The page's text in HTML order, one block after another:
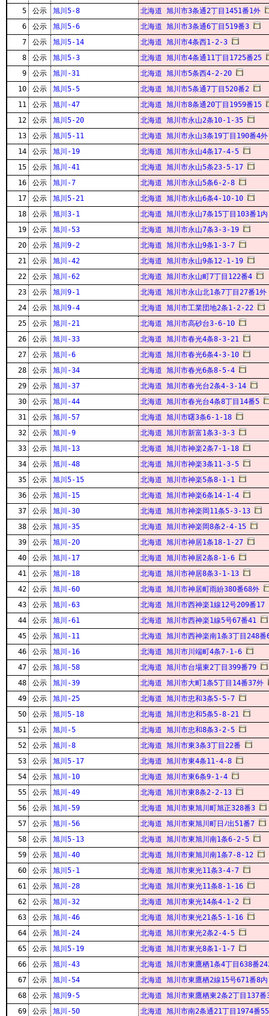
5
公示 旭川5-8
北海道 旭川市3条通2丁目1451番1外
6
公示 旭川5-6
北海道 旭川市3条通6丁目519番3
7
公示 旭川5-14
北海道 旭川市4条西1-2-3
8
公示 旭川5-3
北海道 旭川市4条通11丁目1725番25
9
公示 旭川-31
北海道 旭川市5条西4-2-20
10
公示 旭川5-5
北海道 旭川市5条通7丁目520番2
11
公示 旭川-47
北海道 旭川市8条通20丁目1959番15
12
公示 旭川5-20
北海道 旭川市永山2条10-1-35
13
公示 旭川5-11
北海道 旭川市永山3条19丁目190番4外
14
公示 旭川-19
北海道 旭川市永山4条17-4-5
15
公示 旭川-41
北海道 旭川市永山5条23-5-17
16
公示 旭川-7
北海道 旭川市永山5条6-2-8
17
公示 旭川5-21
北海道 旭川市永山6条4-10-10
18
公示 旭川3-1
北海道 旭川市永山7条15丁目103番1内
19
公示 旭川-53
北海道 旭川市永山7条3-3-19
20
公示 旭川9-2
北海道 旭川市永山9条1-3-7
21
公示 旭川-42
北海道 旭川市永山9条12-1-19
22
公示 旭川-62
北海道 旭川市永山町7丁目122番4
23
公示 旭川9-1
北海道 旭川市永山北1条7丁目27番1外
24
公示 旭川9-4
北海道 旭川市工業団地2条1-2-22
25
公示 旭川-21
北海道 旭川市高砂台3-6-10
26
公示 旭川-33
北海道 旭川市春光4条8-3-21
27
公示 旭川-6
北海道 旭川市春光6条4-3-10
28
公示 旭川-34
北海道 旭川市春光6条8-5-4
29
公示 旭川-37
北海道 旭川市春光台2条4-3-14
30
公示 旭川-44
北海道 旭川市春光台4条8丁目14番5
31
公示 旭川-57
北海道 旭川市曙3条6-1-18
32
公示 旭川-9
北海道 旭川市新富1条3-3-3
33
公示 旭川-13
北海道 旭川市神楽2条7-1-18
34
公示 旭川-48
北海道 旭川市神楽3条11-3-5
35
公示 旭川5-15
北海道 旭川市神楽5条8-1-1
36
公示 旭川-15
北海道 旭川市神楽6条14-1-4
37
公示 旭川-30
北海道 旭川市神楽岡11条5-3-13
38
公示 旭川-35
北海道 旭川市神楽岡8条2-4-15
39
公示 旭川-20
北海道 旭川市神居1条18-1-27
40
公示 旭川-17
北海道 旭川市神居2条8-1-6
41
公示 旭川-18
北海道 旭川市神居8条3-1-13
42
公示 旭川-60
北海道 旭川市神居町雨紛380番68外
43
公示 旭川-63
北海道 旭川市西神楽1線12号209番17
44
公示 旭川-61
北海道 旭川市西神楽1線5号67番41
45
公示 旭川-11
北海道 旭川市西神楽南1条3丁目248番
46
公示 旭川-16
北海道 旭川市川端町4条7-1-6
47
公示 旭川-58
北海道 旭川市台場東2丁目399番79
48
公示 旭川-39
北海道 旭川市大町1条5丁目14番37外
49
公示 旭川-25
北海道 旭川市忠和3条5-5-7
50
公示 旭川5-18
北海道 旭川市忠和5条5-8-21
51
公示 旭川-5
北海道 旭川市忠和8条3-2-5
52
公示 旭川-8
北海道 旭川市東3条3丁目22番
53
公示 旭川5-17
北海道 旭川市東4条11-4-8
54
公示 旭川-10
北海道 旭川市東6条9-1-4
55
公示 旭川-49
北海道 旭川市東8条2-2-13
56
公示 旭川-59
北海道 旭川市東旭川町旭正328番3
57
公示 旭川-56
北海道 旭川市東旭川町日ﾉ出51番7
58
公示 旭川5-13
北海道 旭川市東旭川南1条6-2-5
59
公示 旭川-40
北海道 旭川市東旭川南1条7-8-12
60
公示 旭川5-1
北海道 旭川市東光11条3-4-7
61
公示 旭川-28
北海道 旭川市東光11条8-1-16
62
公示 旭川-32
北海道 旭川市東光14条4-1-2
63
公示 旭川-46
北海道 旭川市東光21条5-1-16
64
公示 旭川-24
北海道 旭川市東光2条2-4-5
65
公示 旭川5-19
北海道 旭川市東光8条1-1-7
66
公示 旭川-43
北海道 旭川市東鷹栖1条4丁目638番
67
公示 旭川-54
北海道 旭川市東鷹栖2線15号671番8内
68
公示 旭川9-5
北海道 旭川市東鷹栖東2条2丁目137番
69
公示 旭川-50
北海道 旭川市南2条通21丁目1974番55